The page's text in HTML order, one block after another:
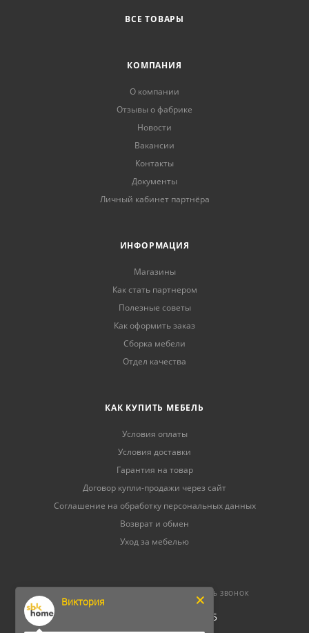
ВСЕ ТОВАРЫ
КОМПАНИЯ
О компании
Отзывы о фабрике
Новости
Вакансии
Контакты
Документы
Личный кабинет партнёра
ИНФОРМАЦИЯ
Магазины
Как стать партнером
Полезные советы
Как оформить заказ
Сборка мебели
Отдел качества
КАК КУПИТЬ МЕБЕЛЬ
Условия оплаты
Условия доставки
Гарантия на товар
Договор купли-продажи через сайт
Соглашение на обработку персональных данных
Возврат и обмен
Уход за мебелью
ЗАКАЗАТЬ ЗВОНОК
ОГРНИП 304264520800165
Виктория